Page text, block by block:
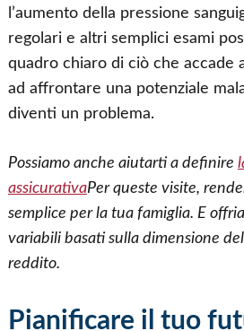
l’aumento della pressione
regolari e altri semplici esami
quadro chiaro di ciò che accade
ad affrontare una potenziale
diventi un problema.
Possiamo anche aiutarti a definire
assicurativaPer queste visite,
semplice per la tua famiglia. E
variabili basati sulla dimensione
reddito.
Pianificare il tuo